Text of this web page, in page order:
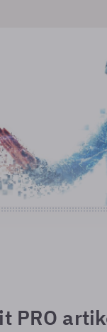
PRO